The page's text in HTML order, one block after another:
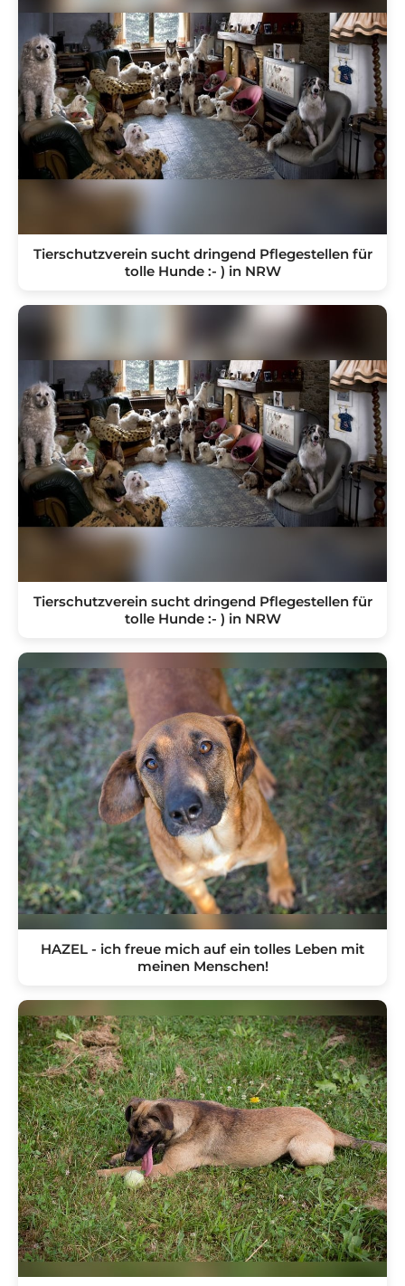
Tierschutzverein sucht dringend Pflegestellen für
tolle Hunde :- ) in NRW
Tierschutzverein sucht dringend Pflegestellen für
tolle Hunde :- ) in NRW
HAZEL - ich freue mich auf ein tolles Leben mit
meinen Menschen!